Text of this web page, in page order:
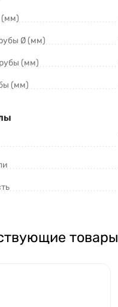
(мм)
Ø (мм)
(мм)
(мм)
товары